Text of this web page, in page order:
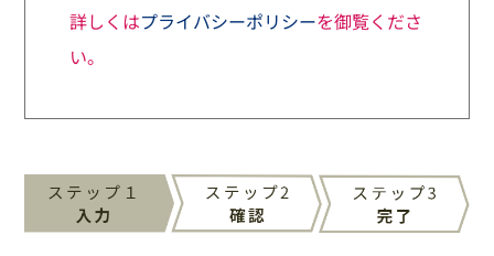
詳しくはプライバシーポリシーを御覧くださ
い。